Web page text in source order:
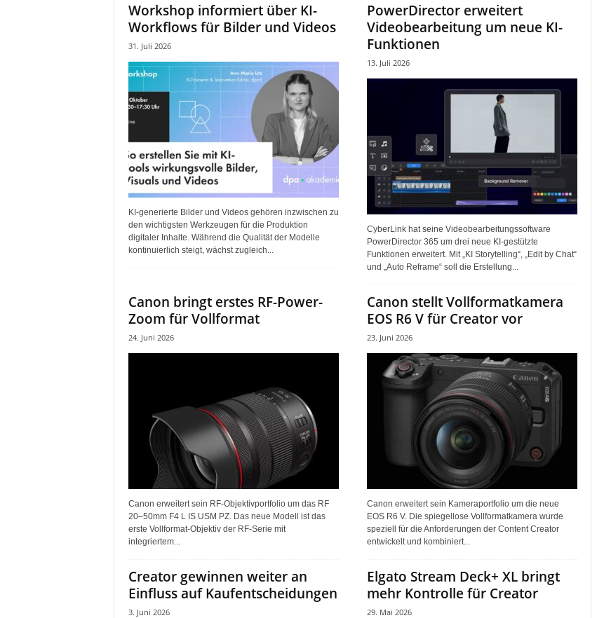
Workshop informiert über KI-
Workflows für Bilder und Videos
31. Juli 2026
KI-generierte Bilder und Videos gehören inzwischen zu
den wichtigsten Werkzeugen für die Produktion
digitaler Inhalte. Während die Qualität der Modelle
kontinuierlich steigt, wächst zugleich...
PowerDirector erweitert
Videobearbeitung um neue KI-
Funktionen
13. Juli 2026
CyberLink hat seine Videobearbeitungssoftware
PowerDirector 365 um drei neue KI-gestützte
Funktionen erweitert. Mit „KI Storytelling“, „Edit by Chat“
und „Auto Reframe“ soll die Erstellung...
Canon bringt erstes RF-Power-
Zoom für Vollformat
24. Juni 2026
Canon erweitert sein RF-Objektivportfolio um das RF
20–50mm F4 L IS USM PZ. Das neue Modell ist das
erste Vollformat-Objektiv der RF-Serie mit
integriertem...
Canon stellt Vollformatkamera
EOS R6 V für Creator vor
23. Juni 2026
Canon erweitert sein Kameraportfolio um die neue
EOS R6 V. Die spiegellose Vollformatkamera wurde
speziell für die Anforderungen der Content Creator
entwickelt und kombiniert...
Creator gewinnen weiter an
Einfluss auf Kaufentscheidungen
3. Juni 2026
Elgato Stream Deck+ XL bringt
mehr Kontrolle für Creator
29. Mai 2026